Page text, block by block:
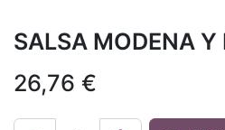
SALSA MODENA
26,76 €